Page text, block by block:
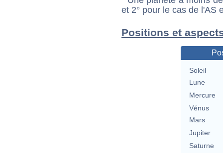
et 2° pour le cas de l'AS
Positions et
Soleil
Lune
Mercure
Vénus
Mars
Jupiter
Saturne